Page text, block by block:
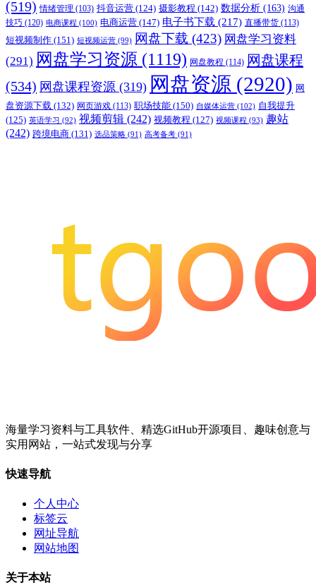
(519) 情绪管理 (103) 抖音运营 (124) 摄影教程 (142) 数据分析 (163) 沟通
技巧 (120) 电商课程 (100) 电商运营 (147) 电子书下载 (217) 直播带货 (113)
短视频制作 (151) 短视频运营 (99) 网盘下载 (423) 网盘学习资料
(291) 网盘学习资源 (1119) 网盘教程 (114) 网盘课程
(534) 网盘课程资源 (319) 网盘资源 (2920) 网
盘资源下载 (132) 网页游戏 (113) 职场技能 (150) 自媒体运营 (102) 自我提升
(125) 英语学习 (92) 视频剪辑 (242) 视频教程 (127) 视频课程 (93) 趣站
(242) 跨境电商 (131) 选品策略 (91) 高考备考 (91)
海量学习资料与工具软件、精选GitHub开源项目、趣味创意与
实用网站，一站式发现与分享
快速导航
个人中心
标签云
网址导航
网站地图
关于本站